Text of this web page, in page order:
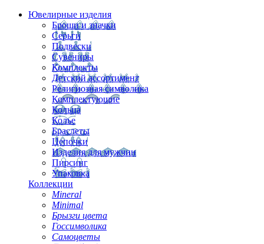
Ювелирные изделия
Броши и значки
Серьги
Подвески
Сувениры
Комплекты
Детский ассортимент
Религиозная символика
Комплектующие
Кольца
Колье
Браслеты
Цепочки
Изделия для мужчин
Пирсинг
Упаковка
Коллекции
Mineral
Minimal
Брызги цвета
Госсимволика
Самоцветы